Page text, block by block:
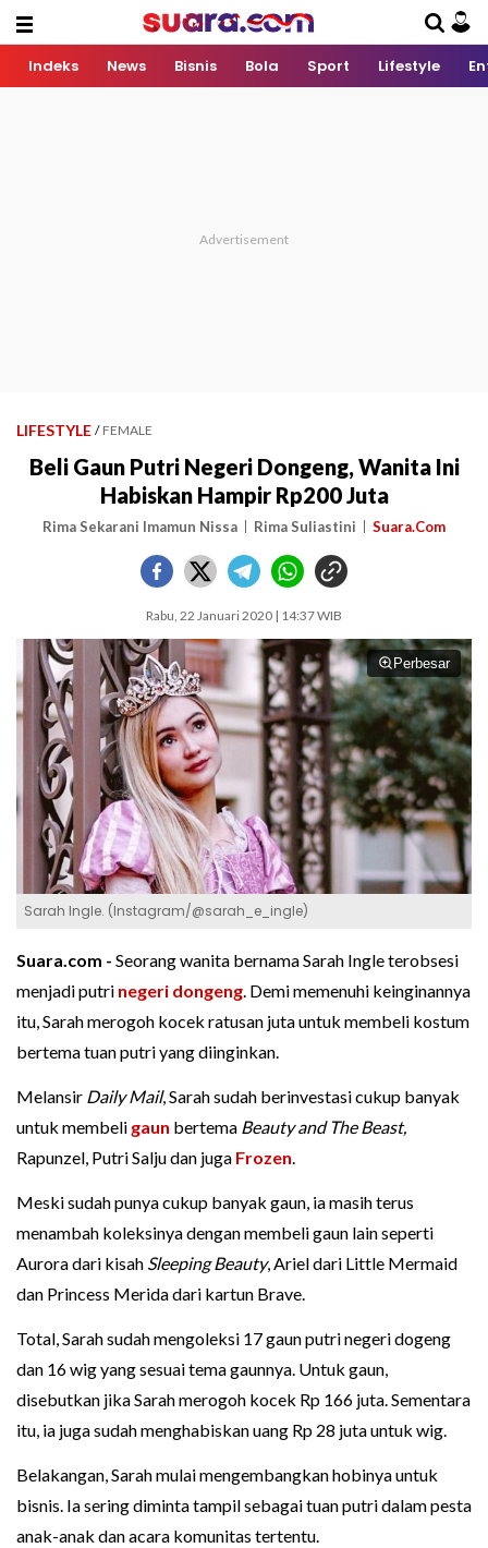
Indeks News Bisnis Bola Sport Lifestyle
LIFESTYLE / FEMALE
Beli Gaun Putri Negeri Dongeng, Wanita Ini
Habiskan Hampir Rp200 Juta
Rima Sekarani Imamun Nissa Rima Suliastini Suara.Com
Rabu, 22 Januari 2020 | 14:37 WIB
Perbesar
Sarah Ingle. (Instagram/@sarah_e_ingle)
Suara.com - Seorang wanita bernama Sarah Ingle terobsesi
menjadi putri negeri dongeng. Demi memenuhi keinginannya
itu, Sarah merogoh kocek ratusan juta untuk membeli kostum
bertema tuan putri yang diinginkan.
Melansir Daily Mail, Sarah sudah berinvestasi cukup banyak
untuk membeli gaun bertema Beauty and The Beast,
Rapunzel, Putri Salju dan juga Frozen.
Meski sudah punya cukup banyak gaun, ia masih terus
menambah koleksinya dengan membeli gaun lain seperti
Aurora dari kisah Sleeping Beauty, Ariel dari Little Mermaid
dan Princess Merida dari kartun Brave.
Total, Sarah sudah mengoleksi 17 gaun putri negeri dogeng
dan 16 wig yang sesuai tema gaunnya. Untuk gaun,
disebutkan jika Sarah merogoh kocek Rp 166 juta. Sementara
itu, ia juga sudah menghabiskan uang Rp 28 juta untuk wig.
Belakangan, Sarah mulai mengembangkan hobinya untuk
bisnis. Ia sering diminta tampil sebagai tuan putri dalam pesta
anak-anak dan acara komunitas tertentu.